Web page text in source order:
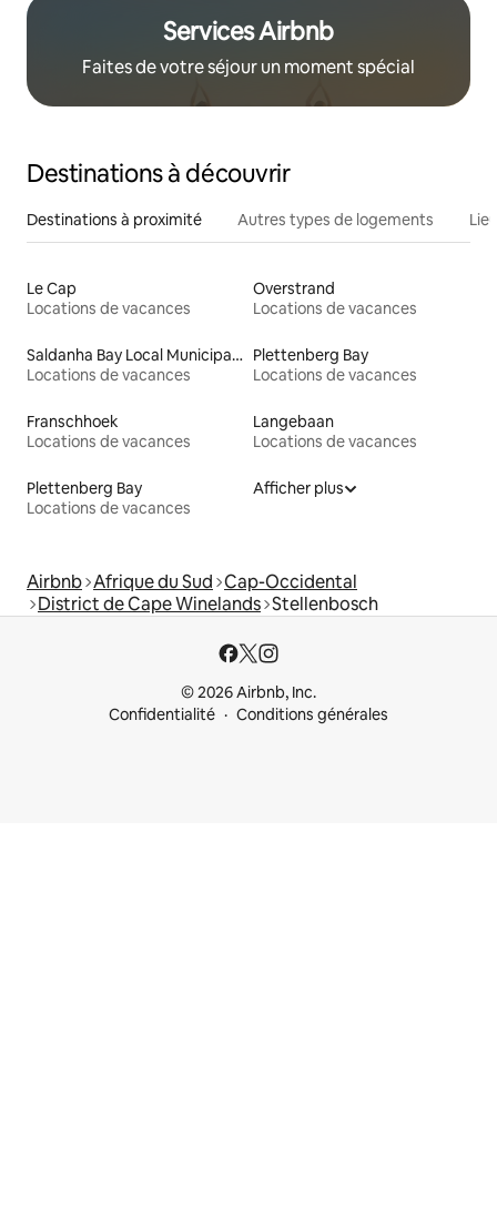
Services Airbnb
Faites de votre séjour un moment spécial
Destinations à découvrir
Destinations à proximité Autres types de logements
Le Cap
Locations de vacances
Overstrand
Locations de vacances
Saldanha Bay Local Municipality
Locations de vacances
Plettenberg Bay
Locations de vacances
Franschhoek
Locations de vacances
Langebaan
Locations de vacances
Plettenberg Bay
Locations de vacances
Afficher plus
Airbnb Afrique du Sud Cap-Occidental
District de Cape Winelands Stellenbosch
© 2026 Airbnb, Inc.
Confidentialité
Conditions générales